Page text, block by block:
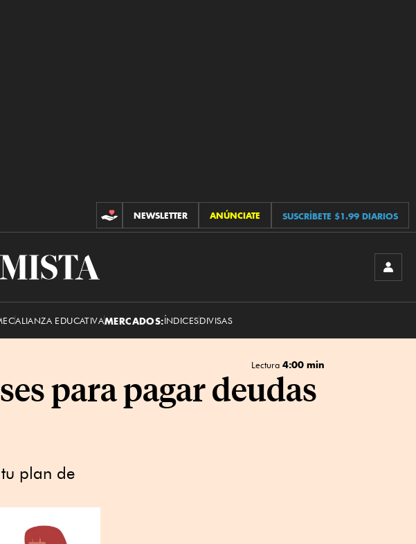
CONTRIBUCIONES
NEWSLETTER ANÚNCIATE SUSCRÍBETE $1.99 DIARIOS
ALIANZA EDUCATIVAMERCADOS:ÍNDICESDIVISAS
Lectura 4:00 min
para pagar deudas
plan de